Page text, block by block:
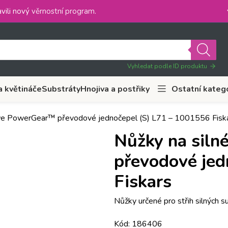
nový věrnostní program.
Vyhledat podle ID produktu
květináčeSubstrátyHnojiva a postřiky Ostatní
PowerGear™ převodové jednočepel (S) L71 – 1001556
Nůžky na
převodové
Fiskars
Nůžky určené pro střih silných
Kód: 186406